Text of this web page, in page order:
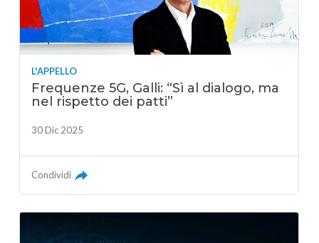
L'APPELLO
Frequenze 5G, Galli: “Sì al dialogo, ma
nel rispetto dei patti”
30 Dic 2025
Condividi